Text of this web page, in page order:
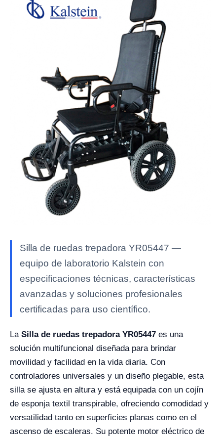
Silla de ruedas trepadora YR05447 —
equipo de laboratorio Kalstein con
especificaciones técnicas, características
avanzadas y soluciones profesionales
certificadas para uso científico.
La Silla de ruedas trepadora YR05447 es una
solución multifuncional diseñada para brindar
movilidad y facilidad en la vida diaria. Con
controladores universales y un diseño plegable, esta
silla se ajusta en altura y está equipada con un cojín
de esponja textil transpirable, ofreciendo comodidad y
versatilidad tanto en superficies planas como en el
ascenso de escaleras. Su potente motor eléctrico de